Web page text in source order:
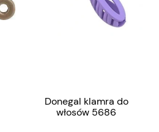
Donegal klamra do
włosów 5686